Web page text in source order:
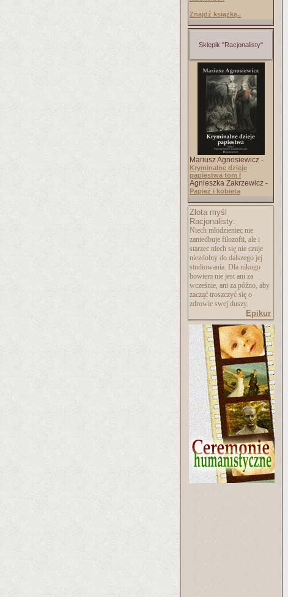
Znajdź książkę..
Sklepik "Racjonalisty"
Mariusz Agnosiewicz -
Kryminalne dzieje
papiestwa tom I
Agnieszka Zakrzewicz -
Papież i kobieta
Złota myśl
Racjonalisty:
Niech młodzieniec nie
zaniedbuje filozofii, ale i
starzec niech się nie czuje
niezdolny do dalszego jej
studiowania. Dla nikogo
bowiem nie jest ani za
wcześnie, ani za późno, aby
zacząć troszczyć się o
zdrowie swej duszy.
Epikur